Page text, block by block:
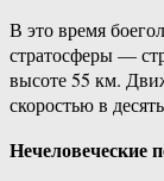
В это время
стратосферы —
высоте 55 км.
скоростью в
Нечеловеческие